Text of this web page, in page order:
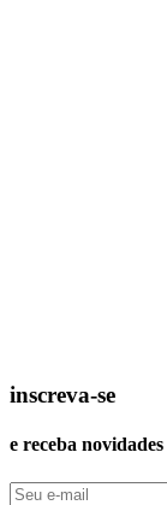
inscreva-se
e receba